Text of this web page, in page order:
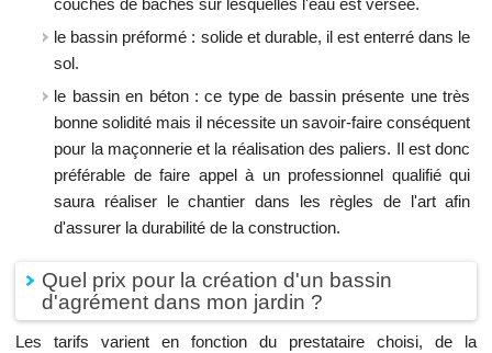
le bassin préformé : solide et durable, il est enterré dans le
sol.
le bassin en béton : ce type de bassin présente une très
bonne solidité mais il nécessite un savoir-faire conséquent
pour la maçonnerie et la réalisation des paliers. Il est donc
préférable de faire appel à un professionnel qualifié qui
saura réaliser le chantier dans les règles de l'art afin
d'assurer la durabilité de la construction.
Quel prix pour la création d'un bassin
d'agrément dans mon jardin ?
Les tarifs varient en fonction du prestataire choisi, de la